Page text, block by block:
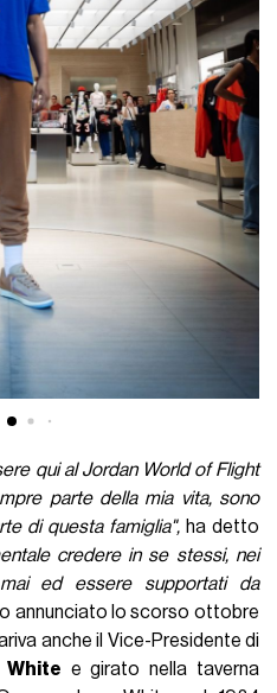
qui al Jordan World of Flight
parte della mia vita, sono
di questa famiglia",ha detto
credere in se stessi, nei
ed essere supportati da
annunciato lo scorso ottobre
anche il Vice-Presidente di
White e girato nella taverna